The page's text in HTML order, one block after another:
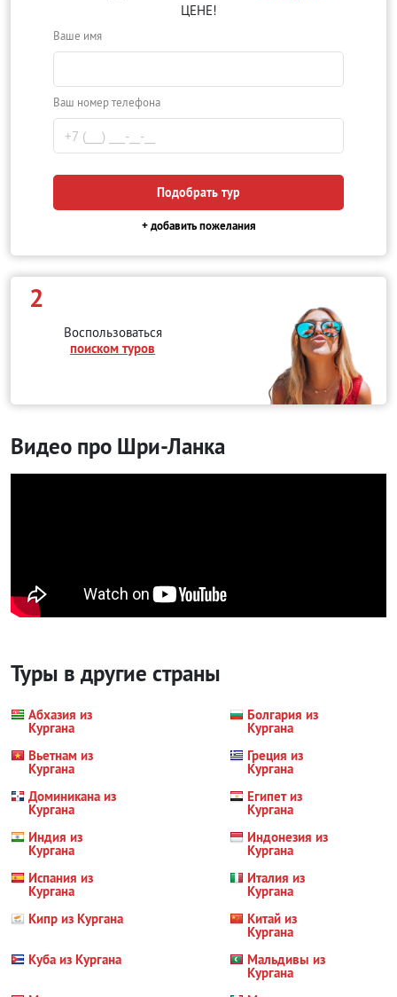
ЦЕНЕ!
Ваше имя
Ваш номер телефона
Подобрать тур
+ добавить пожелания
2
Воспользоваться
поиском туров
Видео про Шри-Ланка
Туры в другие страны
Абхазия из
Кургана
Болгария из
Кургана
Вьетнам из
Кургана
Греция из
Кургана
Доминикана из
Кургана
Египет из
Кургана
Индия из
Кургана
Индонезия из
Кургана
Испания из
Кургана
Италия из
Кургана
Кипр из Кургана
Китай из
Кургана
Куба из Кургана
Мальдивы из
Кургана